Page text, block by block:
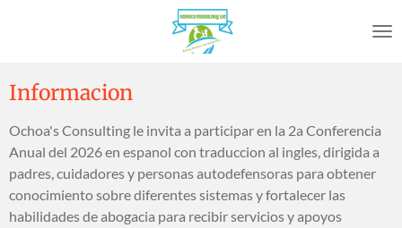
content
Informacion
Ochoa's Consulting le invita a participar en la 2a Conferencia
Anual del 2026 en espanol con traduccion al ingles, dirigida a
padres, cuidadores y personas autodefensoras para obtener
conocimiento sobre diferentes sistemas y fortalecer las
habilidades de abogacia para recibir servicios y apoyos